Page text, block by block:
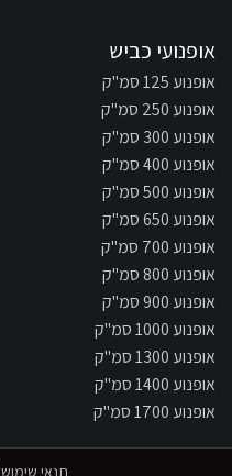
אופנועי כביש
אופנוע 125 סמ"ק
אופנוע 250 סמ"ק
אופנוע 300 סמ"ק
אופנוע 400 סמ"ק
אופנוע 500 סמ"ק
אופנוע 650 סמ"ק
אופנוע 700 סמ"ק
אופנוע 800 סמ"ק
אופנוע 900 סמ"ק
אופנוע 1000 סמ"ק
אופנוע 1300 סמ"ק
אופנוע 1400 סמ"ק
אופנוע 1700 סמ"ק
תנאי שימוש